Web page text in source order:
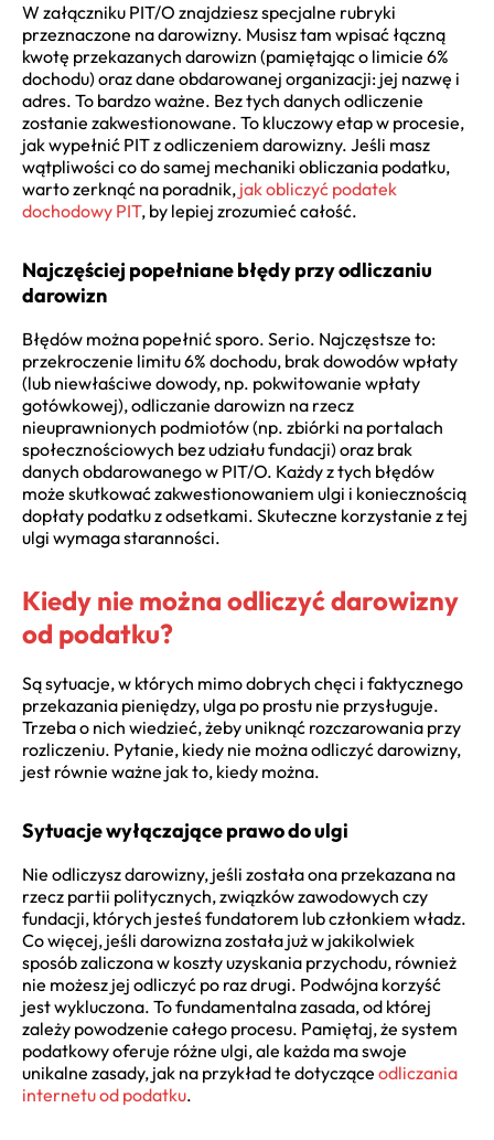
W załączniku PIT/O znajdziesz specjalne rubryki
przeznaczone na darowizny. Musisz tam wpisać łączną
kwotę przekazanych darowizn (pamiętając o limicie 6%
dochodu) oraz dane obdarowanej organizacji: jej nazwę i
adres. To bardzo ważne. Bez tych danych odliczenie
zostanie zakwestionowane. To kluczowy etap w procesie,
jak wypełnić PIT z odliczeniem darowizny. Jeśli masz
wątpliwości co do samej mechaniki obliczania podatku,
warto zerknąć na poradnik, jak obliczyć podatek
dochodowy PIT, by lepiej zrozumieć całość.
Najczęściej popełniane błędy przy odliczaniu
darowizn
Błędów można popełnić sporo. Serio. Najczęstsze to:
przekroczenie limitu 6% dochodu, brak dowodów wpłaty
(lub niewłaściwe dowody, np. pokwitowanie wpłaty
gotówkowej), odliczanie darowizn na rzecz
nieuprawnionych podmiotów (np. zbiórki na portalach
społecznościowych bez udziału fundacji) oraz brak
danych obdarowanego w PIT/O. Każdy z tych błędów
może skutkować zakwestionowaniem ulgi i koniecznością
dopłaty podatku z odsetkami. Skuteczne korzystanie z tej
ulgi wymaga staranności.
Kiedy nie można odliczyć darowizny
od podatku?
Są sytuacje, w których mimo dobrych chęci i faktycznego
przekazania pieniędzy, ulga po prostu nie przysługuje.
Trzeba o nich wiedzieć, żeby uniknąć rozczarowania przy
rozliczeniu. Pytanie, kiedy nie można odliczyć darowizny,
jest równie ważne jak to, kiedy można.
Sytuacje wyłączające prawo do ulgi
Nie odliczysz darowizny, jeśli została ona przekazana na
rzecz partii politycznych, związków zawodowych czy
fundacji, których jesteś fundatorem lub członkiem władz.
Co więcej, jeśli darowizna została już w jakikolwiek
sposób zaliczona w koszty uzyskania przychodu, również
nie możesz jej odliczyć po raz drugi. Podwójna korzyść
jest wykluczona. To fundamentalna zasada, od której
zależy powodzenie całego procesu. Pamiętaj, że system
podatkowy oferuje różne ulgi, ale każda ma swoje
unikalne zasady, jak na przykład te dotyczące odliczania
internetu od podatku.